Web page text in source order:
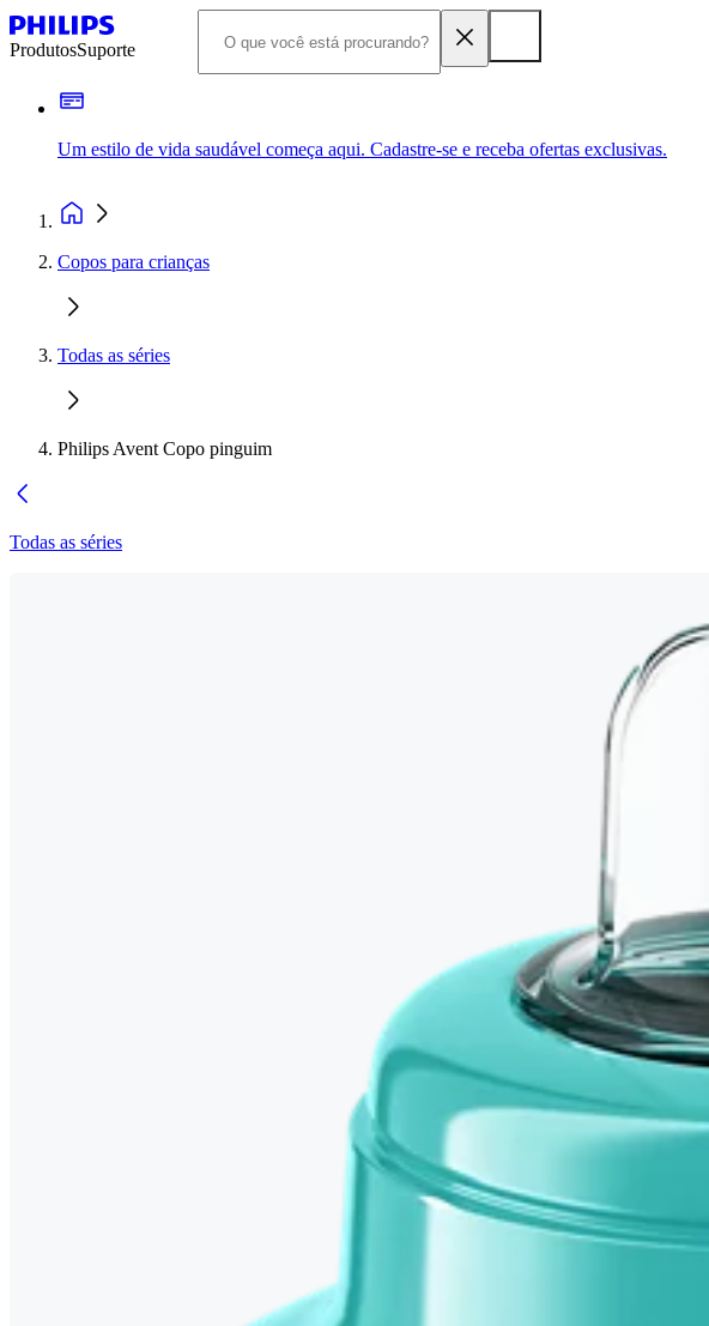
ProdutosSuporte
Um estilo de vida saudável começa aqui. Cadastre-se e receba ofertas exclusivas.
Copos para crianças
Todas as séries
Philips Avent Copo pinguim
Todas as séries